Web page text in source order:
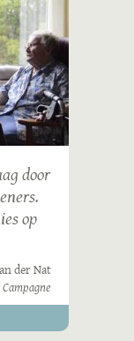
door
op
der Nat